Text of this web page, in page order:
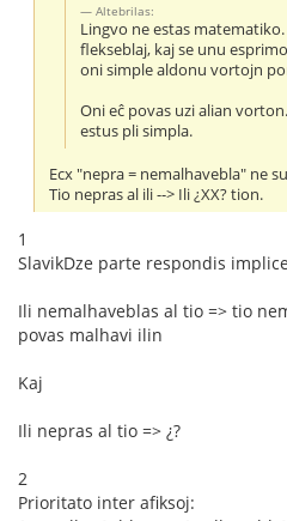
Altebrilas:
Lingvo ne estas
flekseblaj, kaj se unu
oni simple aldonu vortojn
Oni eĉ povas uzi alian
estus pli simpla.
Ecx "nepra = nemalhavebla" ne
Tio nepras al ili --> Ili ¿XX? tion.
1
SlavikDze parte respondis
Ili nemalhaveblas al tio => tio
povas malhavi ilin
Kaj
Ili nepras al tio => ¿?
2
Prioritato inter afiksoj: